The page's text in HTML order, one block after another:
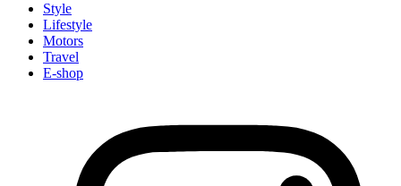
Style
Lifestyle
Motors
Travel
E-shop